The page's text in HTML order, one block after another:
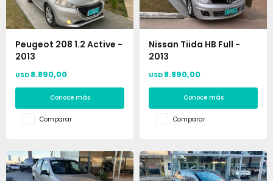
Peugeot 208 1.2 Active -
2013
USD 8.890,00
Conoce más
Comparar
Nissan Tiida HB Full -
2013
USD 8.890,00
Conoce más
Comparar